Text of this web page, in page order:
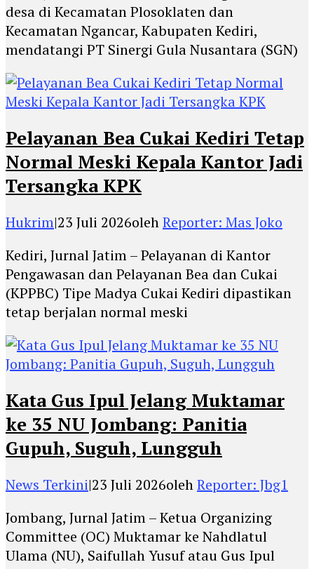
desa di Kecamatan Plosoklaten dan
Kecamatan Ngancar, Kabupaten Kediri,
mendatangi PT Sinergi Gula Nusantara (SGN)
Pelayanan Bea Cukai Kediri Tetap
Normal Meski Kepala Kantor Jadi
Tersangka KPK
Hukrim|23 Juli 2026olehReporter: Mas Joko
Kediri, Jurnal Jatim – Pelayanan di Kantor
Pengawasan dan Pelayanan Bea dan Cukai
(KPPBC) Tipe Madya Cukai Kediri dipastikan
tetap berjalan normal meski
Kata Gus Ipul Jelang Muktamar
ke 35 NU Jombang: Panitia
Gupuh, Suguh, Lungguh
News Terkini|23 Juli 2026olehReporter: Jbg1
Jombang, Jurnal Jatim – Ketua Organizing
Committee (OC) Muktamar ke Nahdlatul
Ulama (NU), Saifullah Yusuf atau Gus Ipul